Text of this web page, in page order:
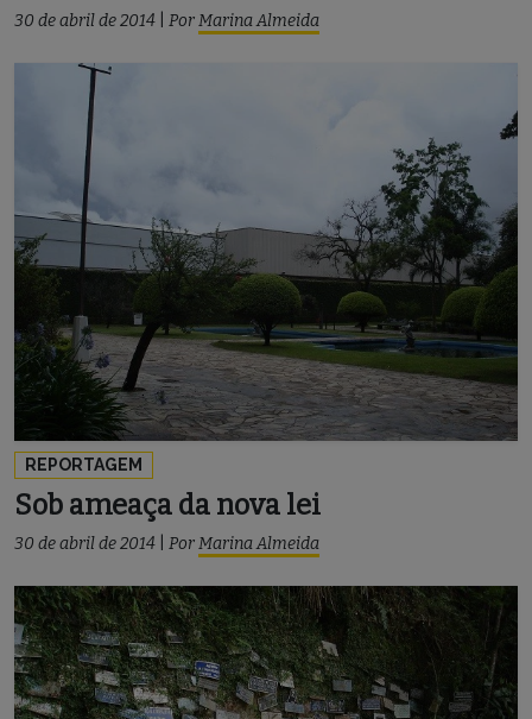
30 de abril de 2014 PorMarina Almeida
REPORTAGEM
Sob ameaça da nova lei
30 de abril de 2014 PorMarina Almeida